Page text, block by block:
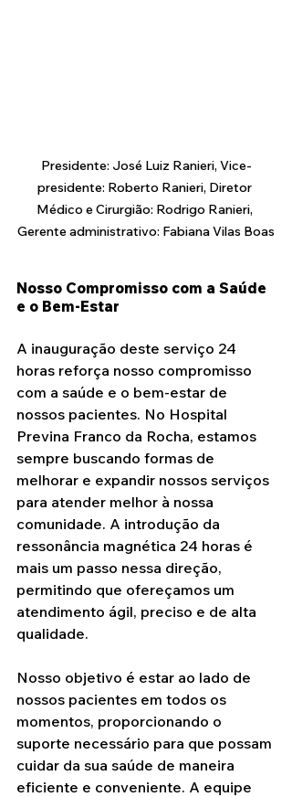
Presidente: José Luiz Ranieri, Vice-
presidente: Roberto Ranieri, Diretor
Médico e Cirurgião: Rodrigo Ranieri,
Gerente administrativo: Fabiana Vilas Boas
Nosso Compromisso com a Saúde
e o Bem-Estar
A inauguração deste serviço 24
horas reforça nosso compromisso
com a saúde e o bem-estar de
nossos pacientes. No Hospital
Previna Franco da Rocha, estamos
sempre buscando formas de
melhorar e expandir nossos serviços
para atender melhor à nossa
comunidade. A introdução da
ressonância magnética 24 horas é
mais um passo nessa direção,
permitindo que ofereçamos um
atendimento ágil, preciso e de alta
qualidade.
Nosso objetivo é estar ao lado de
nossos pacientes em todos os
momentos, proporcionando o
suporte necessário para que possam
cuidar da sua saúde de maneira
eficiente e conveniente. A equipe